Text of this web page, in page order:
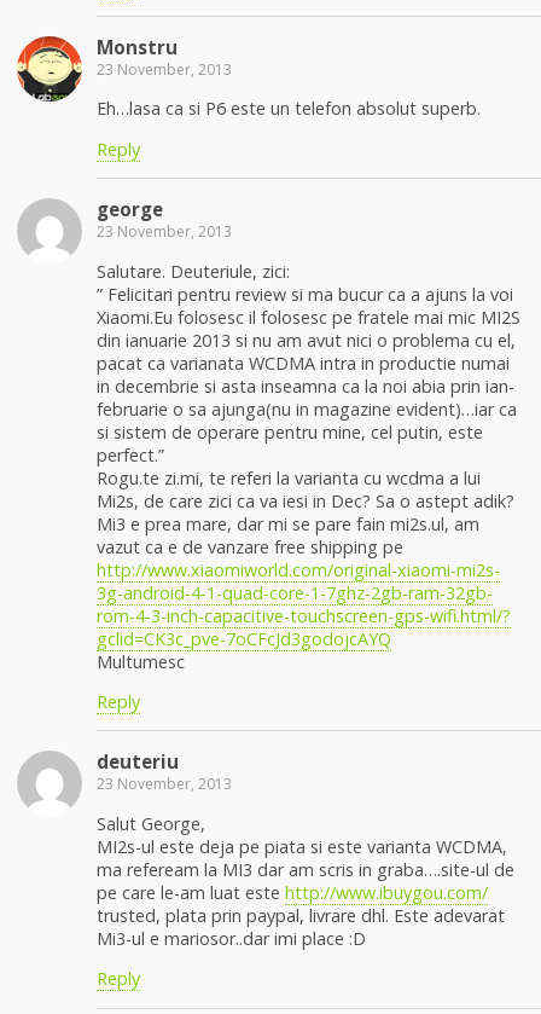
Monstru
23 November, 2013
Eh…lasa ca si P6 este un telefon absolut superb.
Reply
george
23 November, 2013
Salutare. Deuteriule, zici:
” Felicitari pentru review si ma bucur ca a ajuns la voi
Xiaomi.Eu folosesc il folosesc pe fratele mai mic MI2S
din ianuarie 2013 si nu am avut nici o problema cu el,
pacat ca varianata WCDMA intra in productie numai
in decembrie si asta inseamna ca la noi abia prin ian-
februarie o sa ajunga(nu in magazine evident)…iar ca
si sistem de operare pentru mine, cel putin, este
perfect.”
Rogu.te zi.mi, te referi la varianta cu wcdma a lui
Mi2s, de care zici ca va iesi in Dec? Sa o astept adik?
Mi3 e prea mare, dar mi se pare fain mi2s.ul, am
vazut ca e de vanzare free shipping pe
http://www.xiaomiworld.com/original-xiaomi-mi2s-
3g-android-4-1-quad-core-1-7ghz-2gb-ram-32gb-
rom-4-3-inch-capacitive-touchscreen-gps-wifi.html/?
gclid=CK3c_pve-7oCFcJd3godojcAYQ
Multumesc
Reply
deuteriu
23 November, 2013
Salut George,
MI2s-ul este deja pe piata si este varianta WCDMA,
ma refeream la MI3 dar am scris in graba….site-ul de
pe care le-am luat este http://www.ibuygou.com/
trusted, plata prin paypal, livrare dhl. Este adevarat
Mi3-ul e mariosor..dar imi place :D
Reply